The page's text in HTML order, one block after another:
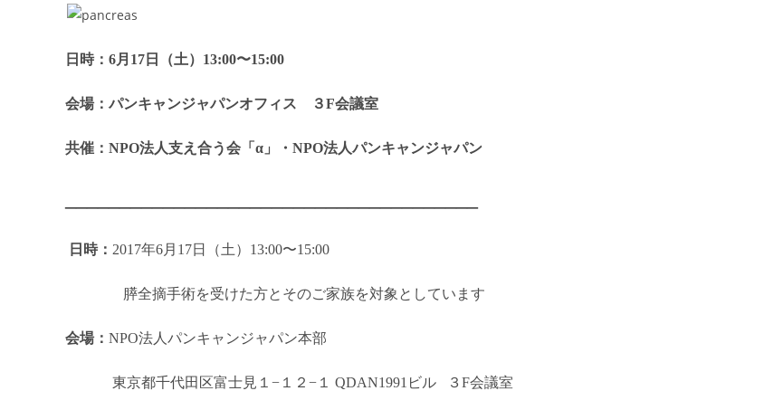
日時：6月17日（土）13:00〜15:00
会場：パンキャンジャパンオフィス ３F会議室
共催：NPO法人支え合う会「α」・NPO法人パンキャンジャパン
日時： 2017年6月17日（土）13:00〜15:00
膵全摘手術を受けた方とそのご家族を対象としています
会場： NPO法人パンキャンジャパン本部
東京都千代田区富士見１−１２−１ QDAN1991ビル ３F会議室